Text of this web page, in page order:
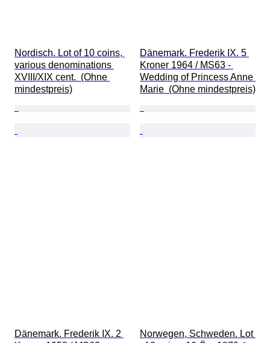
Nordisch. Lot of 10 coins,
various denominations
XVIII/XIX cent.  (Ohne
mindestpreis)
Dänemark. Frederik IX. 5
Kroner 1964 / MS63 -
Wedding of Princess Anne
Marie  (Ohne mindestpreis)
Dänemark. Frederik IX. 2
Norwegen, Schweden. Lot